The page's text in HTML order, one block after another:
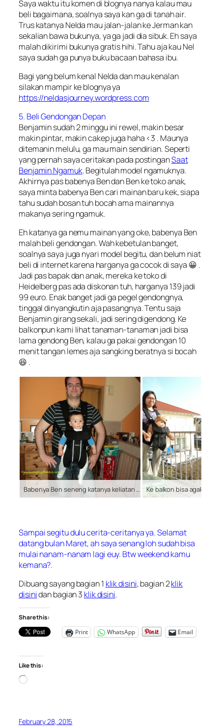
Saya waktu itu komen di blognya nanya kalau mau
beli bagaimana, soalnya saya kan ga di tanah air.
Trus katanya Nelda mau jalan-jalan ke Jerman kan
sekalian bawa bukunya, ya ga jadi dia sibuk. Eh saya
malah dikirimi bukunya gratis hihi. Tahu aja kau Nel
saya sudah ga punya buku bacaan bahasa ibu.
Bagi yang belum kenal Nelda dan mau kenalan
silakan mampir ke blognya ya
https://neldasjourney.wordpress.com
5. Beli Gendongan Depan
Benjamin sudah 2 minggu ini rewel, makin besar
makin pintar, makin cakep juga haha <3 . Maunya
ditemanin melulu, ga mau main sendirian. Seperti
yang pernah saya ceritakan pada postinganSaat
Benjamin Ngamuk. Begitulah model ngamuknya.
Akhirnya pas babenya Ben dan Ben ke toko anak,
saya minta babenya Ben cari mainan baru kek, siapa
tahu sudah bosan tuh bocah ama mainannya
makanya sering ngamuk.
Eh katanya ga nemu mainan yang oke, babenya Ben
malah beli gendongan. Wah kebetulan banget,
soalnya saya juga nyari model begitu, dan belum niat
beli di internet karena harganya ga cocok di saya 😀 .
Jadi pas bapak dan anak, mereka ke toko di
Heidelberg pas ada diskonan tuh, harganya 139 jadi
99 euro. Enak banget jadi ga pegel gendongnya,
tinggal dinyangkutin aja pasangnya. Tentu saja
Benjamin girang sekali, jadi sering digendong. Ke
balkonpun kami lihat tanaman-tanaman jadi bisa
lama gendong Ben, kalau ga pakai gendongan 10
menit tangan lemes aja sangking beratnya si bocah
😆 .
Babenya Ben seneng katanya keliatan langsing karena ketutup sama Benjamin hehe
Sampai segitu dulu cerita-ceritanya ya. Selamat
datang bulan Maret, ah saya senang loh sudah bisa
mulai nanam-nanam lagi euy. Btw weekend kamu
kemana?.
Dibuang sayang bagian 1 klik disini, bagian 2klik
disinidan bagian 3 klik disini.
Share this:
Print
WhatsApp Email
Like this:
Loading…
February 28, 2015